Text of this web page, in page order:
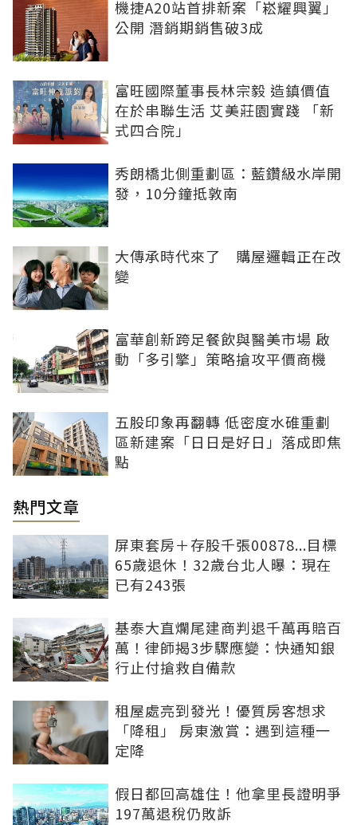
機捷A20站首排新案「崧耀興翼」
公開 潛銷期銷售破3成
富旺國際董事長林宗毅 造鎮價值
在於串聯生活 艾美莊園實踐 「新
式四合院」
秀朗橋北側重劃區：藍鑽級水岸開
發，10分鐘抵敦南
大傳承時代來了 購屋邏輯正在改
變
富華創新跨足餐飲與醫美市場 啟
動「多引擎」策略搶攻平價商機
五股印象再翻轉 低密度水碓重劃
區新建案「日日是好日」落成即焦
點
熱門文章
屏東套房＋存股千張00878...目標
65歲退休！32歲台北人曝：現在
已有243張
基泰大直爛尾建商判退千萬再賠百
萬！律師揭3步驟應變：快通知銀
行止付搶救自備款
租屋處亮到發光！優質房客想求
「降租」 房東激賞：遇到這種一
定降
假日都回高雄住！他拿里長證明爭
197萬退稅仍敗訴